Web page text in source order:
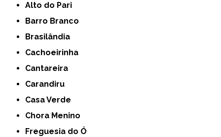
Alto do Pari
Barro Branco
Brasilândia
Cachoeirinha
Cantareira
Carandiru
Casa Verde
Chora Menino
Freguesia do Ó